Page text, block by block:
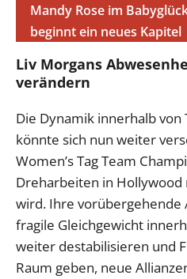
Mandy Rose im
beginnt ein neues Kapitel
Liv Morgans
verändern
Die Dynamik innerhalb von
könnte sich nun weiter
Women’s Tag Team
Dreharbeiten in
wird. Ihre vorübergehende
fragile Gleichgewicht
weiter destabilisieren und
Raum geben, neue